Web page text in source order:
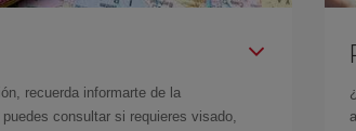
recuerda informarte de la
consultar si requieres visado,